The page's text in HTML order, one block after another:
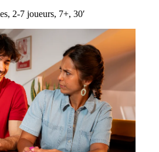
2-7 joueurs, 7+, 30′